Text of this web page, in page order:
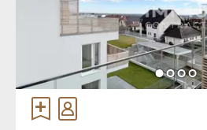
office@lenikus.at